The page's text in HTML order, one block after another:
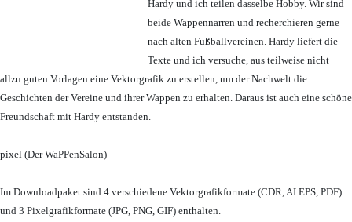
Hardy und ich teilen dasselbe Hobby. Wir sind
beide Wappennarren und recherchieren gerne
nach alten Fußballvereinen. Hardy liefert die
Texte und ich versuche, aus teilweise nicht
allzu guten Vorlagen eine Vektorgrafik zu erstellen, um der Nachwelt die
Geschichten der Vereine und ihrer Wappen zu erhalten. Daraus ist auch eine schöne
Freundschaft mit Hardy entstanden.
pixel (Der WaPPenSalon)
Im Downloadpaket sind 4 verschiedene Vektorgrafikformate (CDR, AI EPS, PDF)
und 3 Pixelgrafikformate (JPG, PNG, GIF) enthalten.